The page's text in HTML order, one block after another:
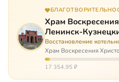
Храм
Ленинск-
Восстановление
Храм Воскресения
Кузнецкий в
открылся всего 20
17 354,95 ₽